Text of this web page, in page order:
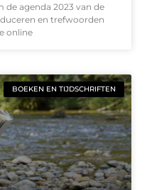
de agenda 2023 van de
en trefwoorden
online
BOEKEN EN TIJDSCHRIFTEN